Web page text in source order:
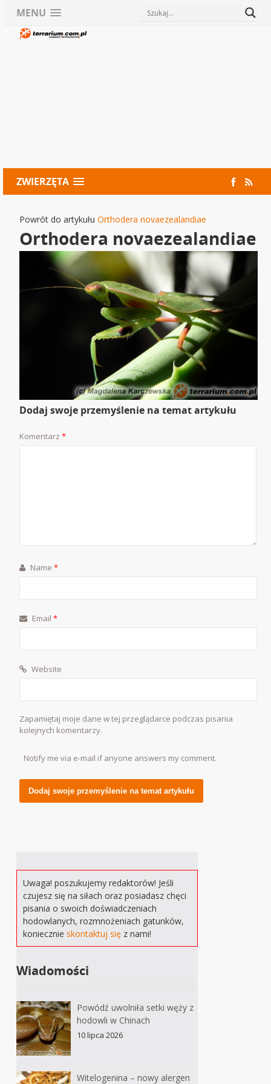
MENU
ZWIERZĘTA
Powrót do artykułuOrthodera novaezealandiae
Orthodera novaezealandiae
Dodaj swoje przemyślenie na temat artykułu
Komentarz*
Name*
Email*
Website
Zapamiętaj moje dane w tej przeglądarce podczas pisania
kolejnych komentarzy.
Notify me via e-mail if anyone answers my comment.
Uwaga! poszukujemy redaktorów! Jeśli
czujesz się na siłach oraz posiadasz chęci
pisania o swoich doświadczeniach
hodowlanych, rozmnożeniach gatunków,
koniecznieskontaktuj się z nami!
Wiadomości
Powódź uwolniła setki węży z
hodowli w Chinach
10 lipca 2026
Witelogenina – nowy alergen